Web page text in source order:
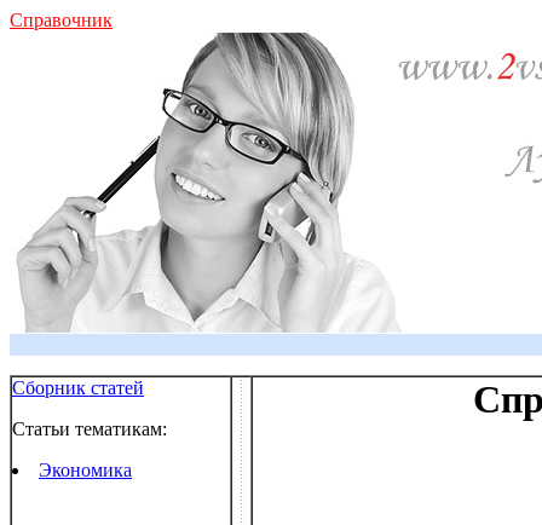
Справочник
Сборник статей
Статьи тематикам:
Экономика